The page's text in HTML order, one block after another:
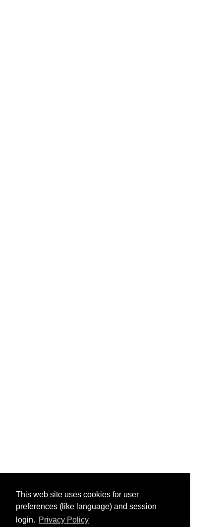
This web site uses cookies for user
preferences (like language) and session
login. Privacy Policy